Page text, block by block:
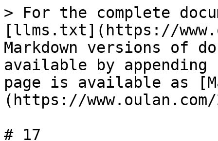
> For the complete
[llms.txt](https://
Markdown versions of
available by
page is available as
(https://
# 17